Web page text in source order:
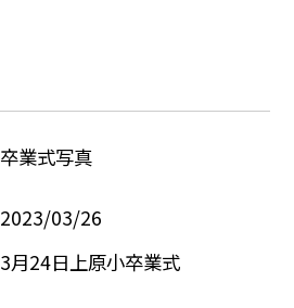
卒業式写真
2023/03/26
3月24日上原小卒業式